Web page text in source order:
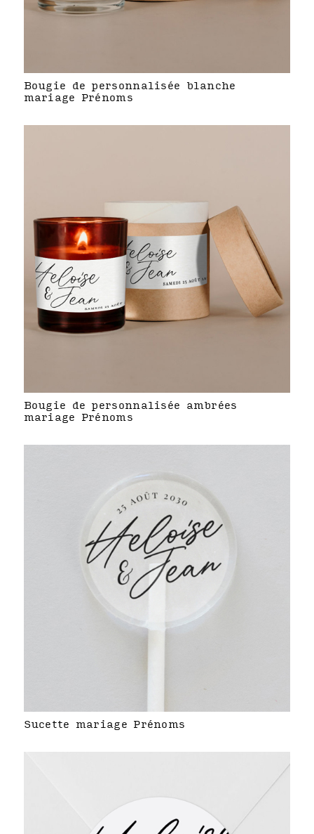
Bougie de personnalisée blanche
mariage Prénoms
Bougie de personnalisée ambrées
mariage Prénoms
Sucette mariage Prénoms